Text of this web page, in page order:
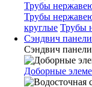
Трубы
Трубы
круглые Трубы
Сэндвич панели
Сэндвич панели
Доборные